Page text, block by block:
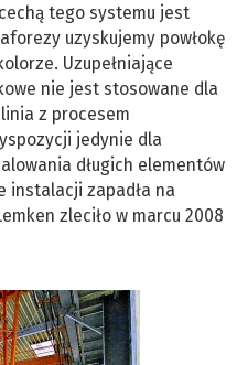
tego systemu jest
uzyskujemy powłokę
Uzupełniające
nie jest stosowane dla
z procesem
jedynie dla
długich elementów
instalacji zapadła na
zleciło w marcu 2008